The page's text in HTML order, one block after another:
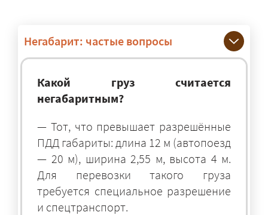
Негабарит: частые вопросы
Какой груз считается
негабаритным?
— Тот, что превышает разрешённые
ПДД габариты: длина 12 м (автопоезд
— 20 м), ширина 2,55 м, высота 4 м.
Для перевозки такого груза
требуется специальное разрешение
и спецтранспорт.